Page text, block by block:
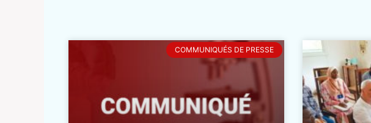
COMMUNIQUÉS DE PRESSE